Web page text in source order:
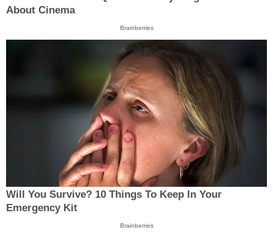
About Cinema
Brainberries
Will You Survive? 10 Things To Keep In Your
Emergency Kit
Brainberries